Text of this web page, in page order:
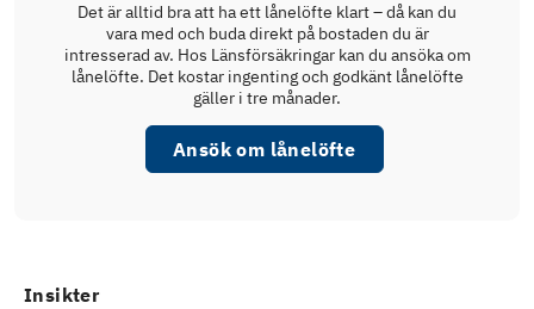
Det är alltid bra att ha ett lånelöfte klart – då kan du
vara med och buda direkt på bostaden du är
intresserad av. Hos Länsförsäkringar kan du ansöka om
lånelöfte. Det kostar ingenting och godkänt lånelöfte
gäller i tre månader.
Ansök om lånelöfte
Insikter